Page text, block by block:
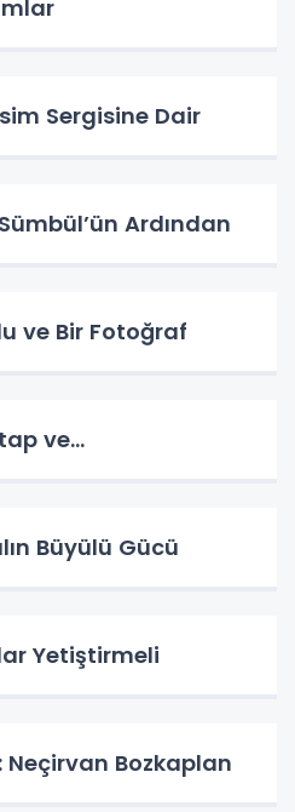
Sergisine Dair
Ardından
ve Bir Fotoğraf
ve...
Büyülü Gücü
Yetiştirmeli
Neçirvan Bozkaplan